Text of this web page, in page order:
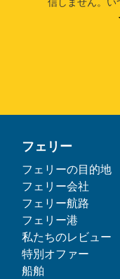
信しません。い
フェリー
フェリーの目的地
フェリー会社
フェリー航路
フェリー港
私たちのレビュー
特別オファー
船舶